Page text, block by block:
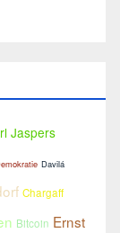
Jaspers
Davilá
Chargaff
Bitcoin Ernst